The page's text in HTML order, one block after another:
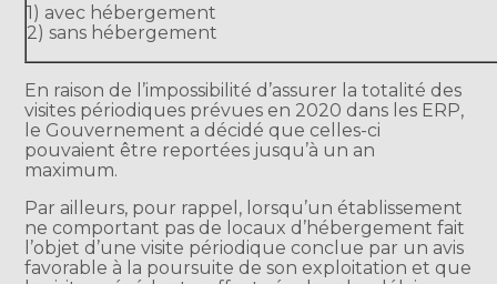
1) avec hébergement
2) sans hébergement
En raison de l’impossibilité d’assurer la totalité des
visites périodiques prévues en 2020 dans les ERP,
le Gouvernement a décidé que celles-ci
pouvaient être reportées jusqu’à un an
maximum.
Par ailleurs, pour rappel, lorsqu’un établissement
ne comportant pas de locaux d’hébergement fait
l’objet d’une visite périodique conclue par un avis
favorable à la poursuite de son exploitation et que